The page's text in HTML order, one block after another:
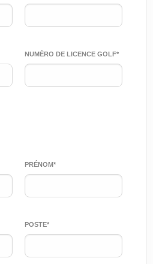
NUMÉRO DE LICENCE GOLF*
PRÉNOM*
POSTE*